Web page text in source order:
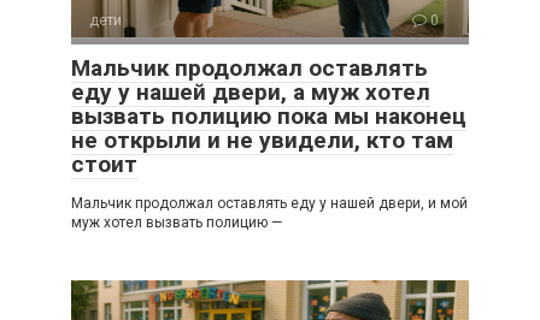
дети 0
Мальчик продолжал оставлять
еду у нашей двери, а муж хотел
вызвать полицию пока мы наконец
не открыли и не увидели, кто там
стоит
Мальчик продолжал оставлять еду у нашей двери, и мой
муж хотел вызвать полицию —